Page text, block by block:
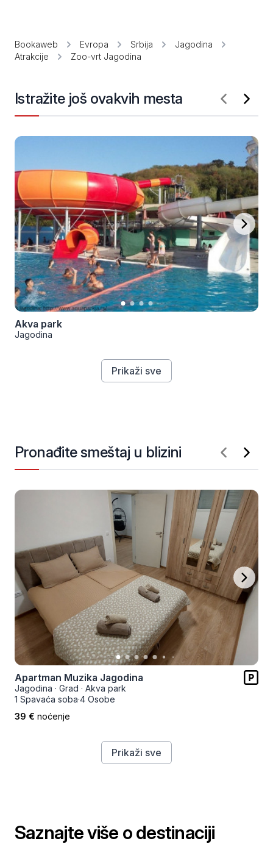
Bookaweb Evropa Srbija
Jagodina
Atrakcije
Zoo-vrt Jagodina
Istražite još ovakvih mesta
Akva park
Jagodina
Prikaži sve
Pronađite smeštaj u blizini
Apartman Muzika Jagodina
Jagodina · Grad · Akva park
1 Spavaća soba·4 Osobe
39 € noćenje
Prikaži sve
Saznajte više o destinaciji